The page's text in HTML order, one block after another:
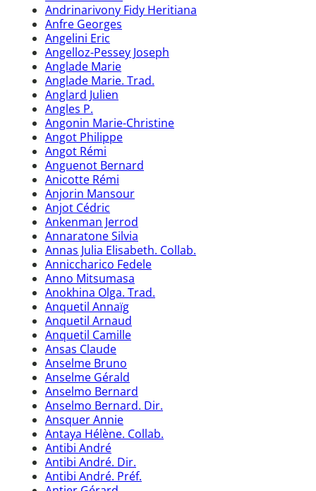
Andrinarivony Fidy Heritiana
Anfre Georges
Angelini Eric
Angelloz-Pessey Joseph
Anglade Marie
Anglade Marie. Trad.
Anglard Julien
Angles P.
Angonin Marie-Christine
Angot Philippe
Angot Rémi
Anguenot Bernard
Anicotte Rémi
Anjorin Mansour
Anjot Cédric
Ankenman Jerrod
Annaratone Silvia
Annas Julia Elisabeth. Collab.
Anniccharico Fedele
Anno Mitsumasa
Anokhina Olga. Trad.
Anquetil Annaïg
Anquetil Arnaud
Anquetil Camille
Ansas Claude
Anselme Bruno
Anselme Gérald
Anselmo Bernard
Anselmo Bernard. Dir.
Ansquer Annie
Antaya Hélène. Collab.
Antibi André
Antibi André. Dir.
Antibi André. Préf.